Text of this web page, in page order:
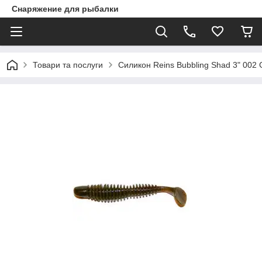
Снаряжение для рыбалки
Товари та послуги Силикон Reins Bubbling Shad 3" 002